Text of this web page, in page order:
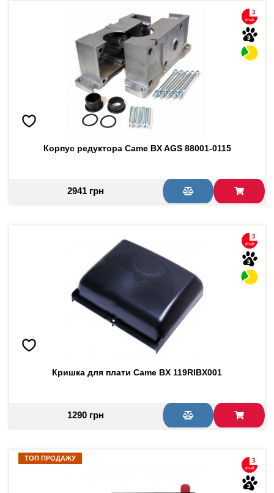
Корпус редуктора Came BX AGS 88001-0115
2941 грн
Кришка для плати Came BX 119RIBX001
1290 грн
ТОП ПРОДАЖУ
ТОП ПРОДАЖУ